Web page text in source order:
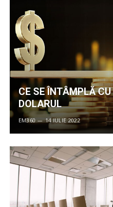
CE SE ÎNTÂMPLĂ CU
DOLARUL
EM360 14 IULIE 2022